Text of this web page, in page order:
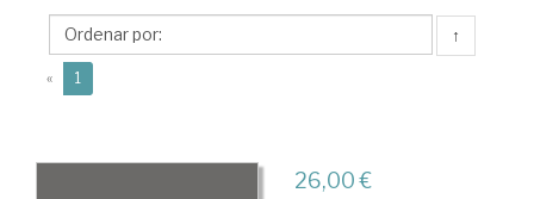
↑
« 1
26,00 €